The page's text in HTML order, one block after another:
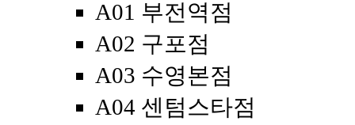
A01 부전역점
A02 구포점
A03 수영본점
A04 센텀스타점